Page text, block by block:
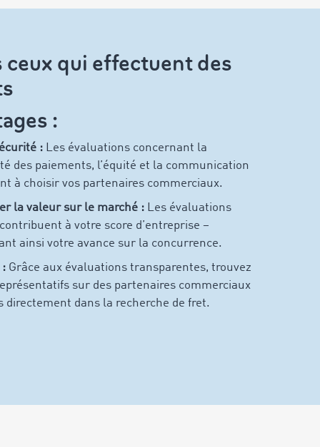
ceux qui effectuent des
:
: Les évaluations concernant la
des paiements, l’équité et la communication
à choisir vos partenaires commerciaux.
la valeur sur le marché : Les évaluations
à votre score d’entreprise –
ainsi votre avance sur la concurrence.
: Grâce aux évaluations transparentes, trouvez
sur des partenaires commerciaux
directement dans la recherche de fret.